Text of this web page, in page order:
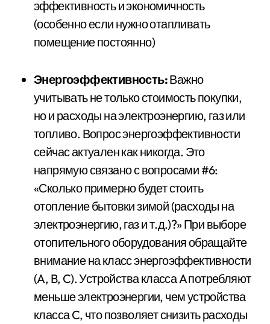
эффективность и экономичность
(особенно если нужно отапливать
помещение постоянно)
Энергоэффективность:Важно
учитывать не только стоимость покупки,
но и расходы на электроэнергию, газ или
топливо. Вопрос энергоэффективности
сейчас актуален как никогда. Это
напрямую связано с вопросами #6:
«Сколько примерно будет стоить
отопление бытовки зимой (расходы на
электроэнергию, газ и т.д.)?» При выборе
отопительного оборудования обращайте
внимание на класс энергоэффективности
(A, B, C). Устройства класса A потребляют
меньше электроэнергии, чем устройства
класса C, что позволяет снизить расходы